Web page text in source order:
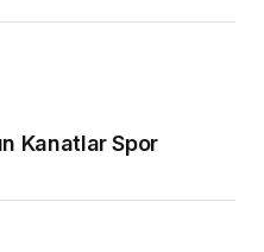
Kanatlar Spor